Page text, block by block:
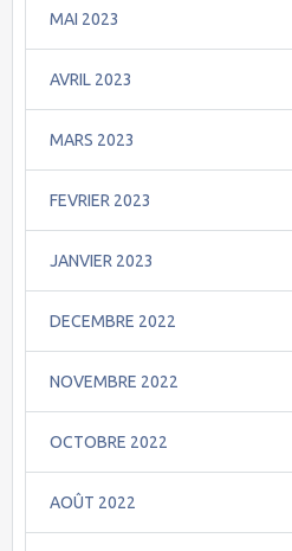
MAI 2023
AVRIL 2023
MARS 2023
FEVRIER 2023
JANVIER 2023
DECEMBRE 2022
NOVEMBRE 2022
OCTOBRE 2022
AOÛT 2022